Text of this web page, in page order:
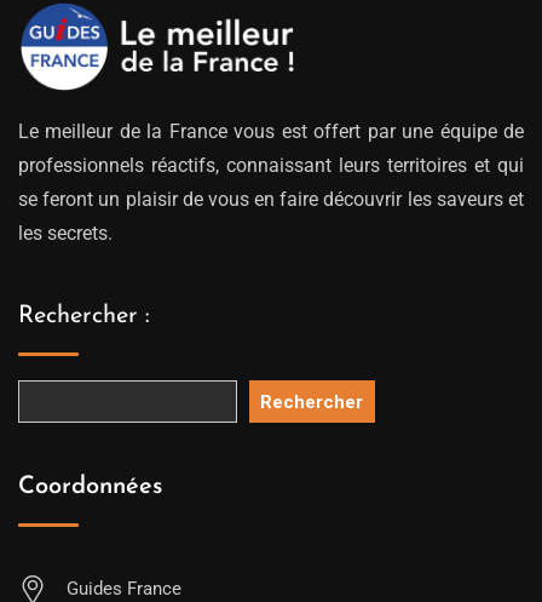
Le meilleur de la France vous est offert par une équipe de
professionnels réactifs, connaissant leurs territoires et qui
se feront un plaisir de vous en faire découvrir les saveurs et
les secrets.
Rechercher :
Rechercher
Coordonnées
Guides France